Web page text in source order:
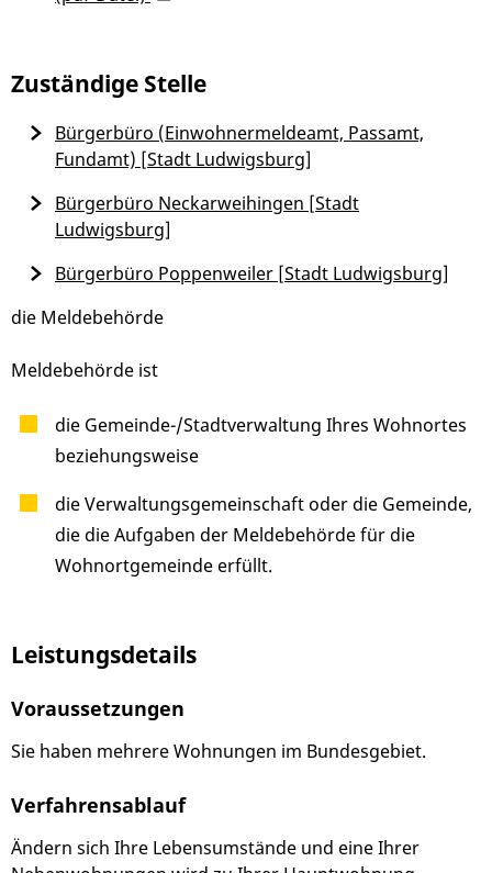
Zuständige Stelle
die Meldebehörde
Meldebehörde ist
die Gemeinde-/Stadtverwaltung Ihres Wohnortes
beziehungsweise
die Verwaltungsgemeinschaft oder die Gemeinde,
die die Aufgaben der Meldebehörde für die
Wohnortgemeinde erfüllt.
Bürgerbüro (Einwohnermeldeamt, Passamt,
Fundamt) [Stadt Ludwigsburg]
Bürgerbüro Neckarweihingen [Stadt
Ludwigsburg]
Bürgerbüro Poppenweiler [Stadt Ludwigsburg]
Leistungsdetails
Voraussetzungen
Sie haben mehrere Wohnungen im Bundesgebiet.
Verfahrensablauf
Ändern sich Ihre Lebensumstände und eine Ihrer